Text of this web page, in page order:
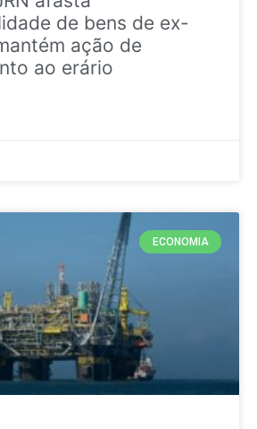
de bens de ex-
ação de
ao erário
ECONOMIA